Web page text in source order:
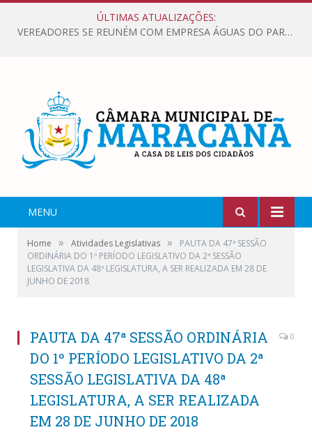
ÚLTIMAS ATUALIZAÇÕES:
VEREADORES SE REUNÉM COM EMPRESA ÁGUAS DO PARÁ, PARA APRESENTAR REIVINDICAÇÕES E MELHORIAS NA QUALIDADE DOS SERVIÇOS OFERECIDOS Á POPULAÇÃO.
MENU
Home » Atividades Legislativas »
PAUTA DA 47ª SESSÃO
ORDINÁRIA DO 1º PERÍODO LEGISLATIVO DA 2ª SESSÃO
LEGISLATIVA DA 48ª LEGISLATURA, A SER REALIZADA EM 28 DE
JUNHO DE 2018
PAUTA DA 47ª SESSÃO ORDINÁRIA
DO 1º PERÍODO LEGISLATIVO DA 2ª
SESSÃO LEGISLATIVA DA 48ª
LEGISLATURA, A SER REALIZADA
EM 28 DE JUNHO DE 2018
0